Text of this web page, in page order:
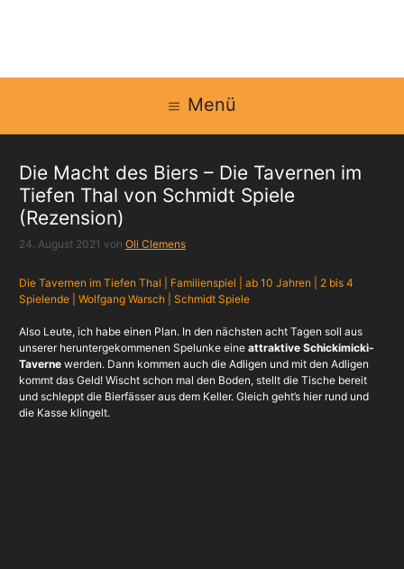
Menü
Die Macht des Biers – Die Tavernen im
Tiefen Thal von Schmidt Spiele
(Rezension)
24. August 2021 von Oli Clemens
Die Tavernen im Tiefen Thal | Familienspiel | ab 10 Jahren | 2 bis 4
Spielende | Wolfgang Warsch | Schmidt Spiele
Also Leute, ich habe einen Plan. In den nächsten acht Tagen soll aus
unserer heruntergekommenen Spelunke eine attraktive Schickimicki-
Tavernewerden. Dann kommen auch die Adligen und mit den Adligen
kommt das Geld! Wischt schon mal den Boden, stellt die Tische bereit
und schleppt die Bierfässer aus dem Keller. Gleich geht’s hier rund und
die Kasse klingelt.